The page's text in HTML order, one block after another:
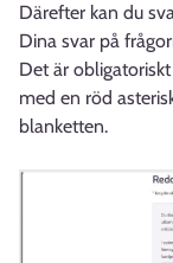
Därefter kan du
Dina svar på
Det är
med en röd
blanketten.